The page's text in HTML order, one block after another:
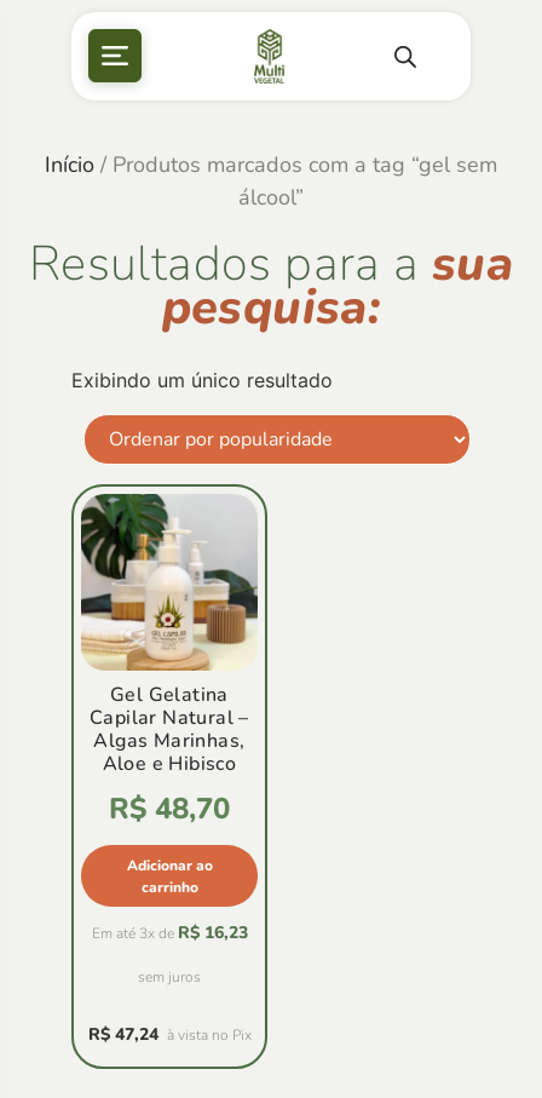
Início / Produtos marcados com a tag “gel sem
álcool”
Resultados para a sua
pesquisa:
Exibindo um único resultado
Gel Gelatina
Capilar Natural –
Algas Marinhas,
Aloe e Hibisco
4.92
5
R$ 48,70
Adicionar ao
carrinho
Em até 3x de R$16,23
sem juros
R$47,24 à vista no Pix